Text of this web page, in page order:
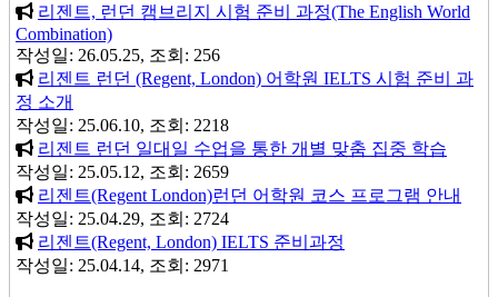
at least 2 weeks’ notice in writing.
- Students who choose to exchange their original choice of course
for one of greater value must pay the difference between the two
at the time of requesting the upgrade.
- Any refund due when a course is changed or cancelled, or a
holiday taken, will be paid to the person who paid for the student’s
course at his/her home address at the end of the course. ‘End of
the course’ here is defined as the last date of the course specified
on the booking form (i.e. if a student books a 12 week course and
decides to leave after 4 weeks he/she will not be refunded until 12
weeks after the start of the course).
리젠트, 런던 캠브리지 시험 준비 과정(The English World
Combination)
작성일: 26.05.25, 조회: 256
리젠트 런던 (Regent, London) 어학원 IELTS 시험 준비 과
정 소개
작성일: 25.06.10, 조회: 2218
리젠트 런던 일대일 수업을 통한 개별 맞춤 집중 학습
작성일: 25.05.12, 조회: 2659
리젠트(Regent London)런던 어학원 코스 프로그램 안내
작성일: 25.04.29, 조회: 2724
리젠트(Regent, London) IELTS 준비과정
작성일: 25.04.14, 조회: 2971